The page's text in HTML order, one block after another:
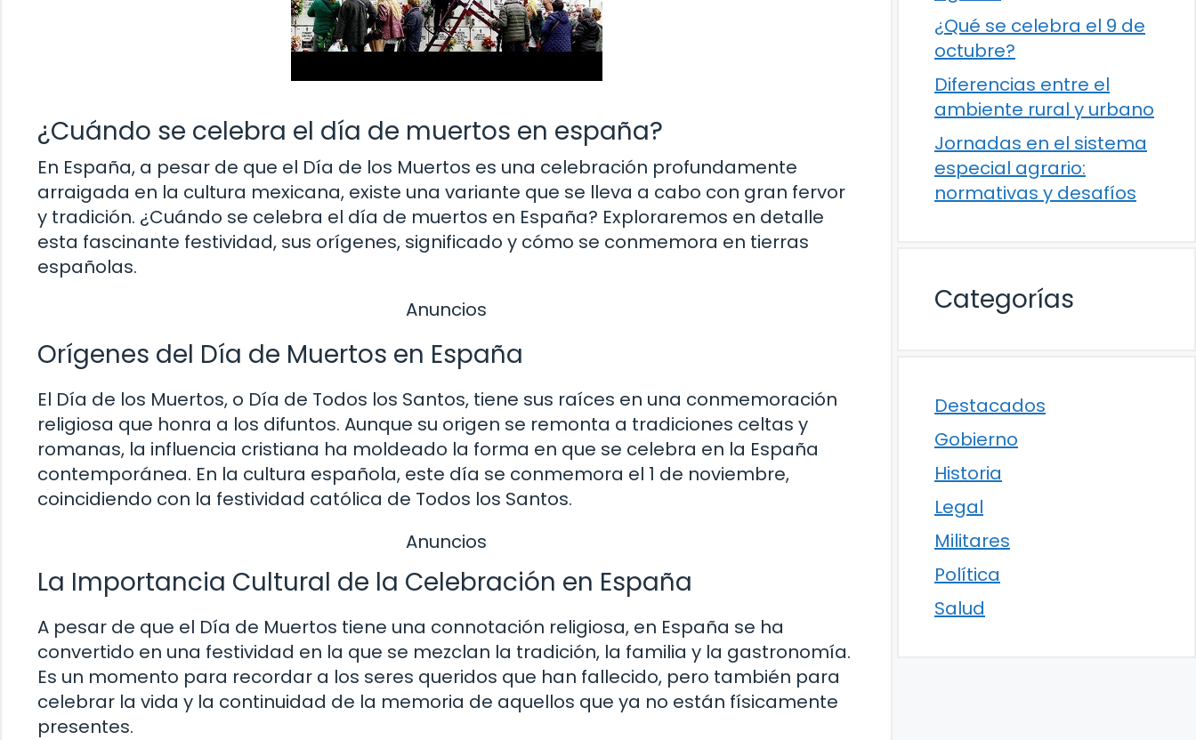
¿Cuándo se celebra el día de muertos en españa?
En España, a pesar de que el Día de los Muertos es una celebración profundamente
arraigada en la cultura mexicana, existe una variante que se lleva a cabo con gran fervor
y tradición. ¿Cuándo se celebra el día de muertos en España? Exploraremos en detalle
esta fascinante festividad, sus orígenes, significado y cómo se conmemora en tierras
españolas.
Anuncios
Orígenes del Día de Muertos en España
El Día de los Muertos, o Día de Todos los Santos, tiene sus raíces en una conmemoración
religiosa que honra a los difuntos. Aunque su origen se remonta a tradiciones celtas y
romanas, la influencia cristiana ha moldeado la forma en que se celebra en la España
contemporánea. En la cultura española, este día se conmemora el 1 de noviembre,
coincidiendo con la festividad católica de Todos los Santos.
Anuncios
La Importancia Cultural de la Celebración en España
A pesar de que el Día de Muertos tiene una connotación religiosa, en España se ha
convertido en una festividad en la que se mezclan la tradición, la familia y la gastronomía.
Es un momento para recordar a los seres queridos que han fallecido, pero también para
celebrar la vida y la continuidad de la memoria de aquellos que ya no están físicamente
presentes.
¿Qué se celebra el 9 de
octubre?
Diferencias entre el
ambiente rural y urbano
Jornadas en el sistema
especial agrario:
normativas y desafíos
Categorías
Destacados
Gobierno
Historia
Legal
Militares
Política
Salud